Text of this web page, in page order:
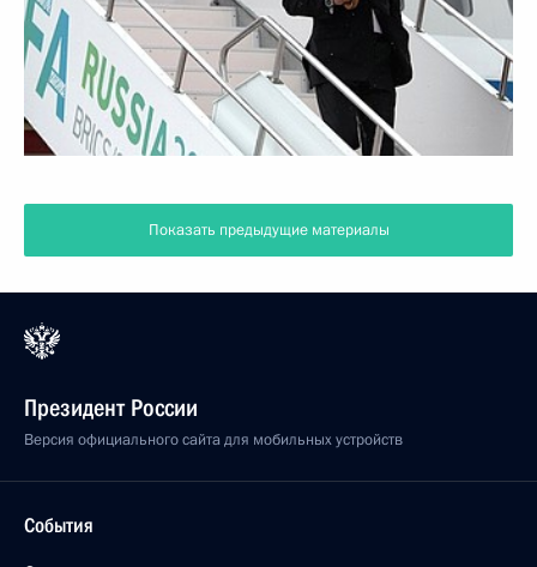
Показать предыдущие материалы
Президент России
Версия официального сайта для мобильных устройств
События